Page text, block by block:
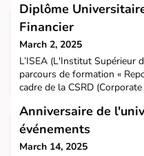
Diplôme
Financier
March 2, 2025
L’ISEA (L'Institut Supérieur
parcours de formation «
cadre de la CSRD
développer les compétences
qualité des rapports extra-
l’agrément de la Haute
Anniversaire de
événements
March 14, 2025